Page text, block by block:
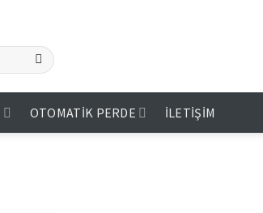
OTOMATIK PERDE İLETIŞIM